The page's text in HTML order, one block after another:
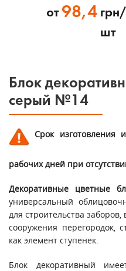
от 98,4 грн/
шт
Блок
серый №14
Срок изготовления
рабочих дней при
Декоративные цветные
универсальный
для строительства
сооружения перегородок,
как элемент ступенек.
Блок декоративный